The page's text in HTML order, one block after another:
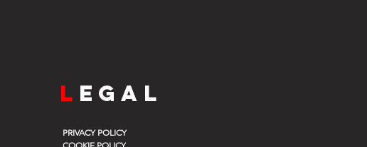
L egal
PRIVACY POLICY
COOKIE POLICY